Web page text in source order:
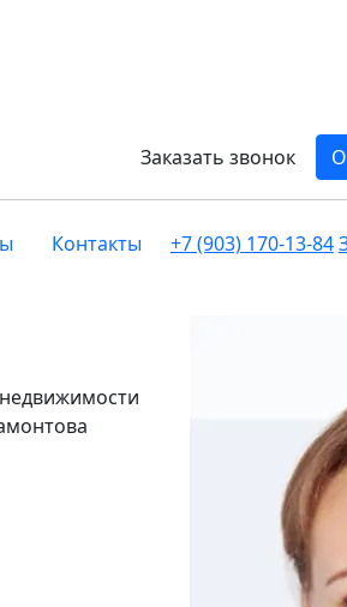
Заказать звонок
Контакты +7 (903) 170-13-84